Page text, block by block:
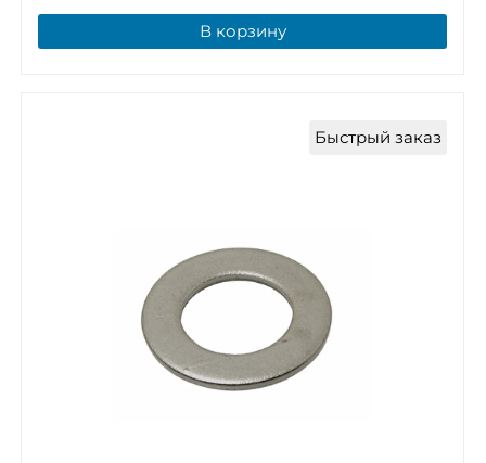
В корзину
Быстрый заказ